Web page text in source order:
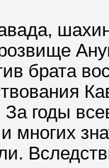
брата
За годы
многих